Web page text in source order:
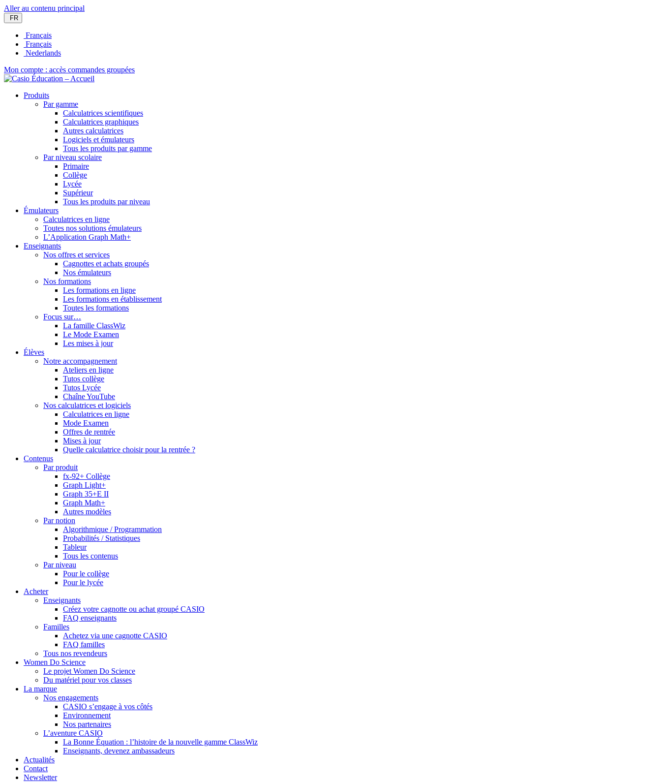
Aller au contenu principal
FR
Français
Français
Nederlands
Mon compte : accès commandes groupées
Produits
Par gamme
Calculatrices scientifiques
Calculatrices graphiques
Autres calculatrices
Logiciels et émulateurs
Tous les produits par gamme
Par niveau scolaire
Primaire
Collège
Lycée
Supérieur
Tous les produits par niveau
Émulateurs
Calculatrices en ligne
Toutes nos solutions émulateurs
L’Application Graph Math+
Enseignants
Nos offres et services
Cagnottes et achats groupés
Nos émulateurs
Nos formations
Les formations en ligne
Les formations en établissement
Toutes les formations
Focus sur…
La famille ClassWiz
Le Mode Examen
Les mises à jour
Élèves
Notre accompagnement
Ateliers en ligne
Tutos collège
Tutos Lycée
Chaîne YouTube
Nos calculatrices et logiciels
Calculatrices en ligne
Mode Examen
Offres de rentrée
Mises à jour
Quelle calculatrice choisir pour la rentrée ?
Contenus
Par produit
fx-92+ Collège
Graph Light+
Graph 35+E II
Graph Math+
Autres modèles
Par notion
Algorithmique / Programmation
Probabilités / Statistiques
Tableur
Tous les contenus
Par niveau
Pour le collège
Pour le lycée
Acheter
Enseignants
Créez votre cagnotte ou achat groupé CASIO
FAQ enseignants
Familles
Achetez via une cagnotte CASIO
FAQ familles
Tous nos revendeurs
Women Do Science
Le projet Women Do Science
Du matériel pour vos classes
La marque
Nos engagements
CASIO s’engage à vos côtés
Environnement
Nos partenaires
L’aventure CASIO
La Bonne Équation : l’histoire de la nouvelle gamme ClassWiz
Enseignants, devenez ambassadeurs
Actualités
Contact
Newsletter